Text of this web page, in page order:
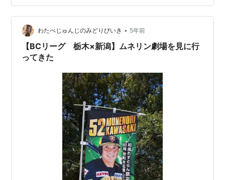
は、今季がプロ10年目の27歳。2013年カリフォルニア州
サンディエゴのランチョ・バーナード高校からヤンキー
スに入団。 メジャーのアマチュアドラフトで、しかもヤ
ンキースから上位指…
わたべじゅんじのみどりびいき • 5年前
【BCリーグ 栃木×新潟】ムネリン劇場を見に行
ってきた